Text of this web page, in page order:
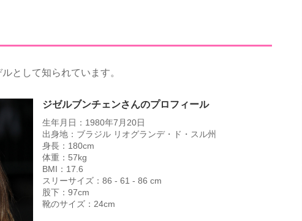
として知られています。
ジゼルブンチェンさんのプロフィール
生年月日：1980年7月20日
出身地：ブラジル リオグランデ・ド・スル州
身長：180cm
体重：57kg
BMI：17.6
スリーサイズ：86 - 61 - 86 cm
股下：97cm
靴のサイズ：24cm